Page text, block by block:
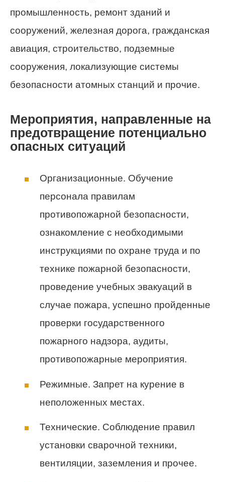
промышленность, ремонт зданий и
сооружений, железная дорога, гражданская
авиация, строительство, подземные
сооружения, локализующие системы
безопасности атомных станций и прочие.
Мероприятия, направленные на
предотвращение потенциально
опасных ситуаций
Организационные. Обучение
персонала правилам
противопожарной безопасности,
ознакомление с необходимыми
инструкциями по охране труда и по
технике пожарной безопасности,
проведение учебных эвакуаций в
случае пожара, успешно пройденные
проверки государственного
пожарного надзора, аудиты,
противопожарные мероприятия.
Режимные. Запрет на курение в
неположенных местах.
Технические. Соблюдение правил
установки сварочной техники,
вентиляции, заземления и прочее.